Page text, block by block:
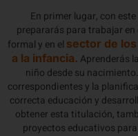
En primer lugar, con
prepararás para trabajar
formal y en el sector de
a la infancia. Aprenderás
niño desde su
correspondientes y la
correcta educación y
obtener esta titulación,
proyectos educativos